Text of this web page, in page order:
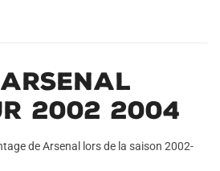
2002 2004
de Arsenal lors de la saison 2002-